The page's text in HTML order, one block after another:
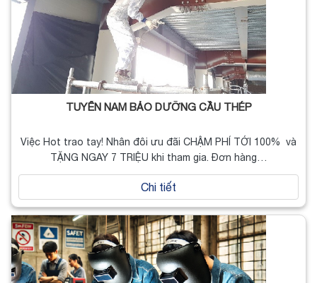
TUYỂN NAM BẢO DƯỠNG CẦU THÉP
Việc Hot trao tay! Nhân đôi ưu đãi CHẬM PHÍ TỚI 100% và
TẶNG NGAY 7 TRIỆU khi tham gia. Đơn hàng…
Chi tiết